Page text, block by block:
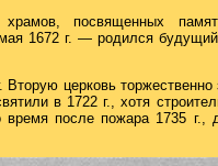
посвященных
1672 г. — родился будущий
церковь торжественно
в 1722 г., хотя
после пожара 1735 г.,